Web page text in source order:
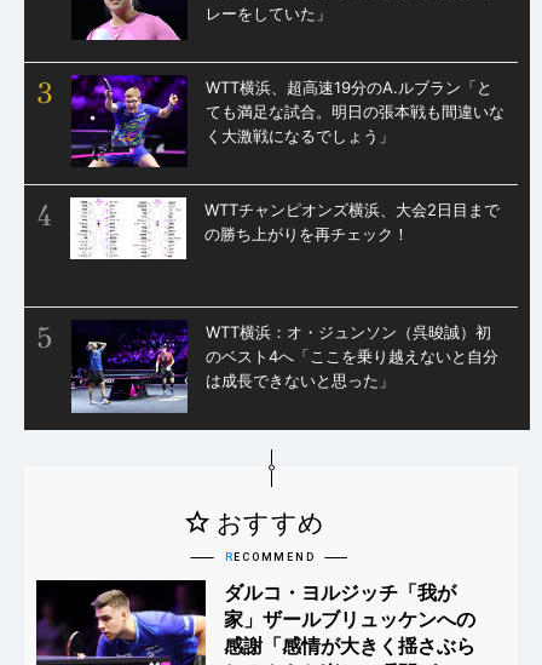
レーをしていた」
3
WTT横浜、超高速19分のA.ルブラン「と
ても満足な試合。明日の張本戦も間違いな
く大激戦になるでしょう」
4
WTTチャンピオンズ横浜、大会2日目まで
の勝ち上がりを再チェック！
5
WTT横浜：オ・ジュンソン（呉晙誠）初
のベスト4へ「ここを乗り越えないと自分
は成長できないと思った」
ダルコ・ヨルジッチ「我が
家」ザールブリュッケンへの
感謝「感情が大きく揺さぶら